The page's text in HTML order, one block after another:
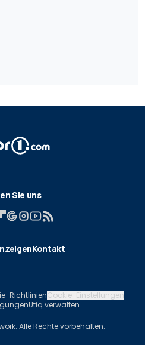
Sie uns
Kontakt
RichtlinienCookie-Einstellungen
Utiq verwalten
Alle Rechte vorbehalten.